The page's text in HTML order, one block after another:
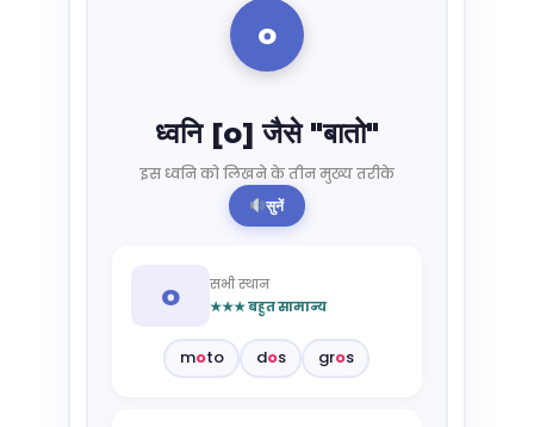
o
ध्वनि [o] जैसे "बातो"
इस ध्वनि को लिखने के तीन मुख्य तरीके
सुनें
o
सभी स्थान
★★★ बहुत सामान्य
moto dos gros